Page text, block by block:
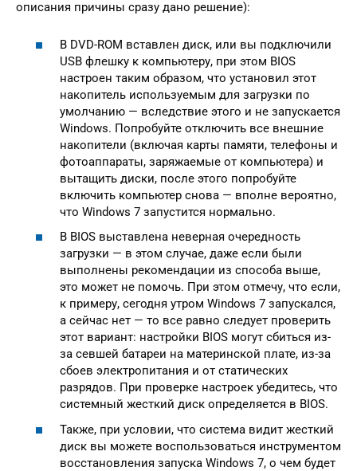
описания причины сразу дано решение):
В DVD-ROM вставлен диск, или вы подключили
USB флешку к компьютеру, при этом BIOS
настроен таким образом, что установил этот
накопитель используемым для загрузки по
умолчанию — вследствие этого и не запускается
Windows. Попробуйте отключить все внешние
накопители (включая карты памяти, телефоны и
фотоаппараты, заряжаемые от компьютера) и
вытащить диски, после этого попробуйте
включить компьютер снова — вполне вероятно,
что Windows 7 запустится нормально.
В BIOS выставлена неверная очередность
загрузки — в этом случае, даже если были
выполнены рекомендации из способа выше,
это может не помочь. При этом отмечу, что если,
к примеру, сегодня утром Windows 7 запускался,
а сейчас нет — то все равно следует проверить
этот вариант: настройки BIOS могут сбиться из-
за севшей батареи на материнской плате, из-за
сбоев электропитания и от статических
разрядов. При проверке настроек убедитесь, что
системный жесткий диск определяется в BIOS.
Также, при условии, что система видит жесткий
диск вы можете воспользоваться инструментом
восстановления запуска Windows 7, о чем будет